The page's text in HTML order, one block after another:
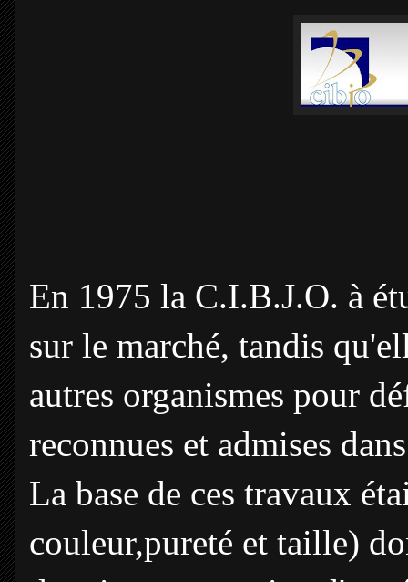
En 1975 la C.I.B.J.O. à
sur le marché, tandis
autres organismes pour
reconnues et admises
La base de ces travaux
couleur,pureté et taille)